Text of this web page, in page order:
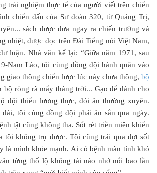
trải nghiệm thực tế của người viết trên chiến
chiến đấu của Sư đoàn 320, từ Quảng Trị,
sách được đưa ngay ra chiến trường và
nhiệt, được đọc trên Đài Tiếng nói Việt Nam,
luận. Nhà văn kể lại: “Giữa năm 1971, sau
Nam Lào, tôi cùng đồng đội hành quân vào
giao thông chiến lược lúc này chưa thông, bộ
bộ ròng rã mấy tháng trời... Gạo để dành cho
đội thiếu lương thực, đói ăn thường xuyên.
dài, tôi cùng đồng đội phải ăn sắn qua ngày.
tật cũng không tha. Sốt rét triền miên khiến
tôi không trụ được. Tôi cũng trải qua đợt sốt
là mình khỏe mạnh. Ai có bệnh mãn tính khó
từng thổ lộ không tài nào nhớ nổi bao lần